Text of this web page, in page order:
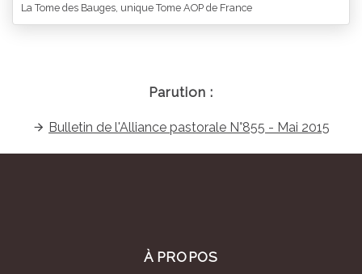
La Tome des Bauges, unique Tome AOP de France
Parution :
Bulletin de l'Alliance pastorale N°855 - Mai 2015
À PROPOS